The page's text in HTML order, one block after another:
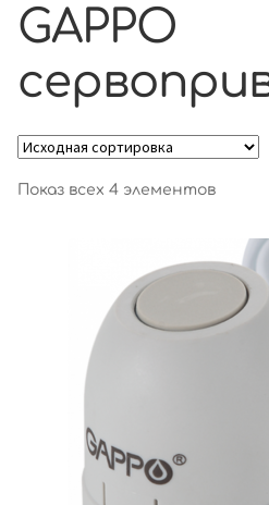
GAPPO
Показ всех 4 элементов